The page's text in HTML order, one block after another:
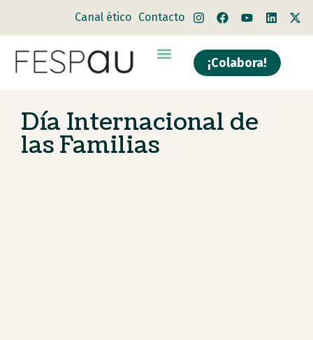
Canal ético Contacto
¡Colabora!
Día Internacional de
las Familias